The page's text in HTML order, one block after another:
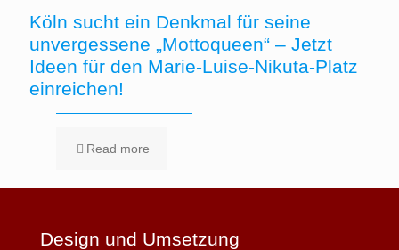
Köln sucht ein Denkmal für seine
unvergessene „Mottoqueen“ – Jetzt
Ideen für den Marie-Luise-Nikuta-Platz
einreichen!
Read more
Design und Umsetzung